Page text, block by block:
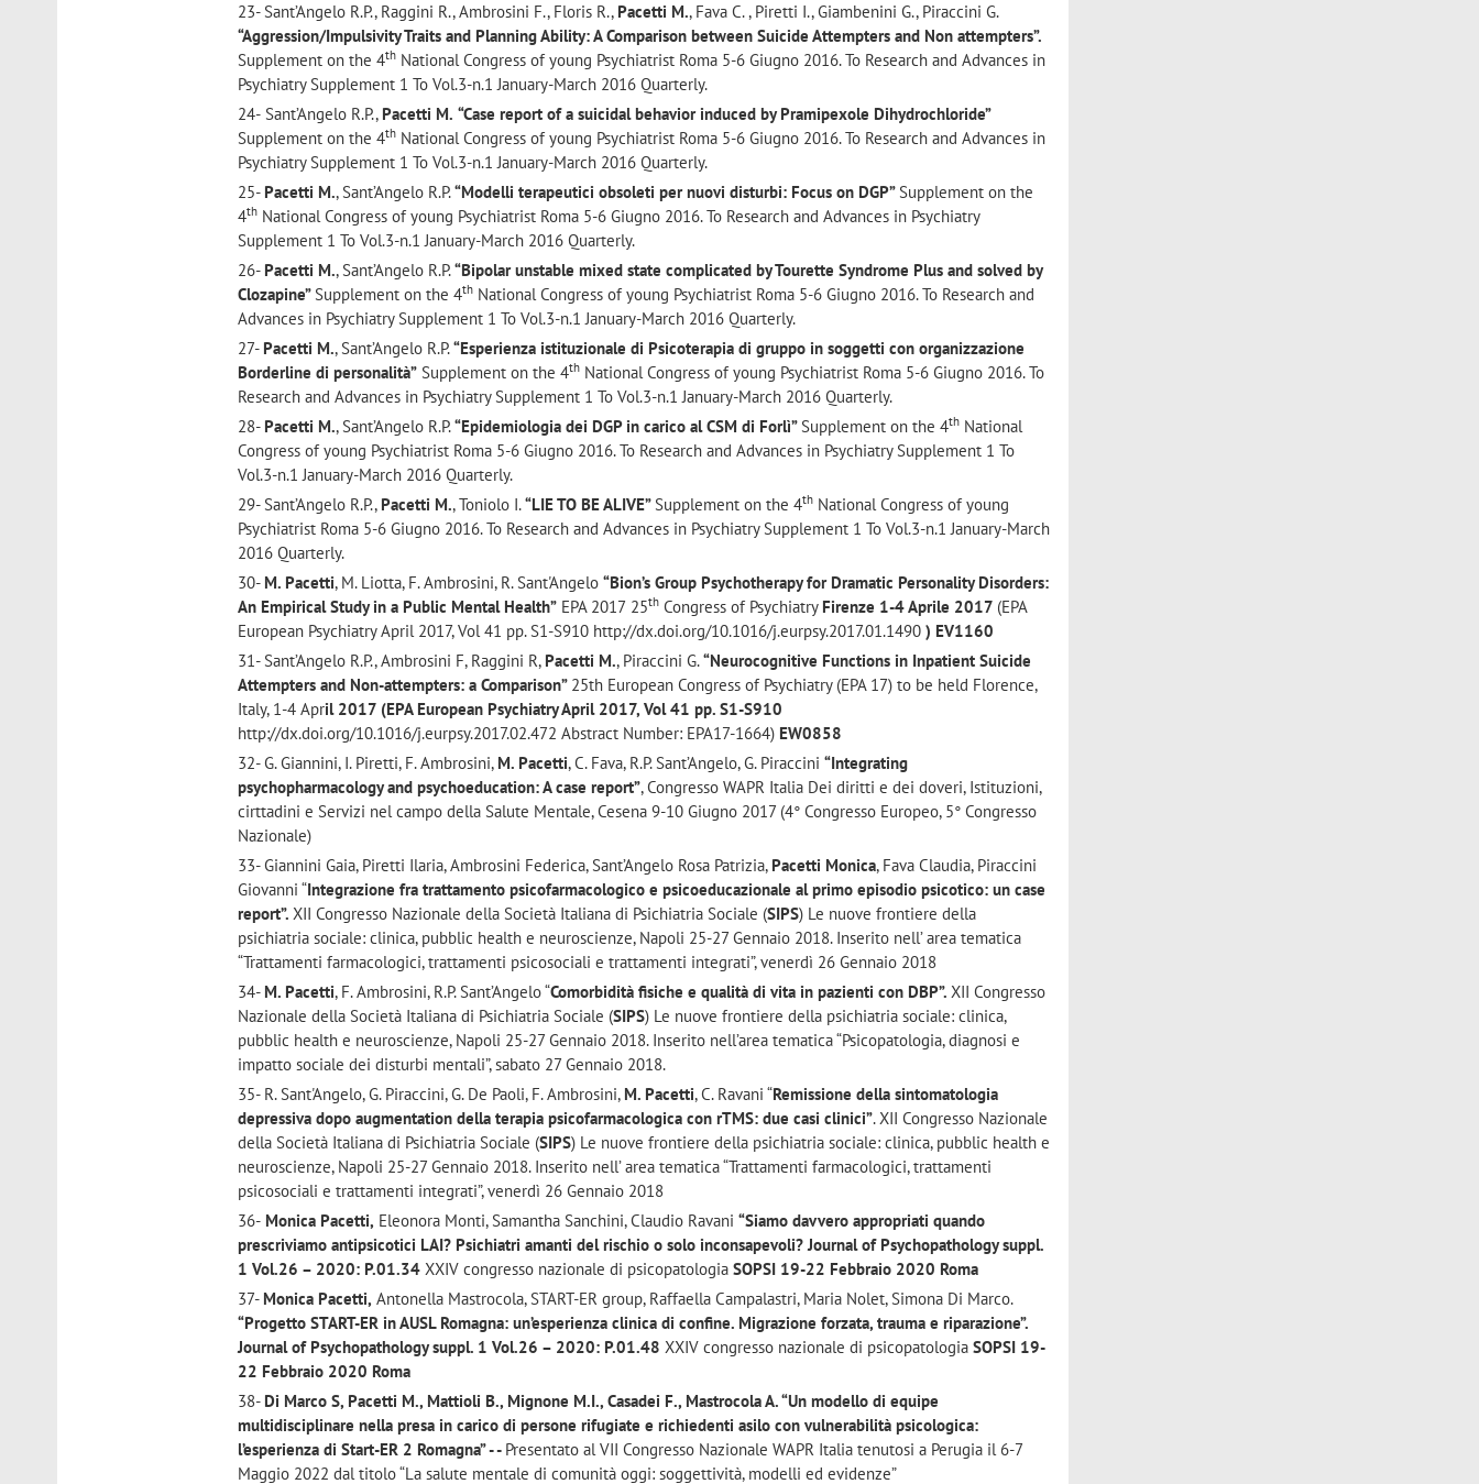
23- Sant’Angelo R.P., Raggini R., Ambrosini F., Floris R., Pacetti M., Fava C. , Piretti I., Giambenini G., Piraccini G.
“Aggression/Impulsivity Traits and Planning Ability: A Comparison between Suicide Attempters and Non attempters”.
Supplement on the 4th National Congress of young Psychiatrist Roma 5-6 Giugno 2016. To Research and Advances in
Psychiatry Supplement 1 To Vol.3-n.1 January-March 2016 Quarterly.
24- Sant’Angelo R.P., Pacetti M. “Case report of a suicidal behavior induced by Pramipexole Dihydrochloride”
Supplement on the 4th National Congress of young Psychiatrist Roma 5-6 Giugno 2016. To Research and Advances in
Psychiatry Supplement 1 To Vol.3-n.1 January-March 2016 Quarterly.
25- Pacetti M., Sant’Angelo R.P.“Modelli terapeutici obsoleti per nuovi disturbi: Focus on DGP”Supplement on the
4th National Congress of young Psychiatrist Roma 5-6 Giugno 2016. To Research and Advances in Psychiatry
Supplement 1 To Vol.3-n.1 January-March 2016 Quarterly.
26- Pacetti M., Sant’Angelo R.P.“Bipolar unstable mixed state complicated by Tourette Syndrome Plus and solved by
Clozapine”Supplement on the 4th National Congress of young Psychiatrist Roma 5-6 Giugno 2016. To Research and
Advances in Psychiatry Supplement 1 To Vol.3-n.1 January-March 2016 Quarterly.
27- Pacetti M., Sant’Angelo R.P.“Esperienza istituzionale di Psicoterapia di gruppo in soggetti con organizzazione
Borderline di personalità” Supplement on the 4th National Congress of young Psychiatrist Roma 5-6 Giugno 2016. To
Research and Advances in Psychiatry Supplement 1 To Vol.3-n.1 January-March 2016 Quarterly.
28- Pacetti M., Sant’Angelo R.P.“Epidemiologia dei DGP in carico al CSM di Forlì”Supplement on the 4th National
Congress of young Psychiatrist Roma 5-6 Giugno 2016. To Research and Advances in Psychiatry Supplement 1 To
Vol.3-n.1 January-March 2016 Quarterly.
29- Sant’Angelo R.P., Pacetti M., Toniolo I.“LIE TO BE ALIVE”Supplement on the 4th National Congress of young
Psychiatrist Roma 5-6 Giugno 2016. To Research and Advances in Psychiatry Supplement 1 To Vol.3-n.1 January-March
2016 Quarterly.
30- M. Pacetti, M. Liotta, F. Ambrosini, R. Sant'Angelo“Bion’s Group Psychotherapy for Dramatic Personality Disorders:
An Empirical Study in a Public Mental Health” EPA 2017 25th Congress of Psychiatry Firenze 1-4 Aprile 2017 (EPA
European Psychiatry April 2017, Vol 41 pp. S1-S910 http://dx.doi.org/10.1016/j.eurpsy.2017.01.1490) EV1160
31- Sant’Angelo R.P., Ambrosini F, Raggini R, Pacetti M., Piraccini G.“Neurocognitive Functions in Inpatient Suicide
Attempters and Non-attempters: a Comparison” 25th European Congress of Psychiatry (EPA 17) to be held Florence,
Italy, 1-4 April 2017 (EPA European Psychiatry April 2017, Vol 41 pp. S1-S910
http://dx.doi.org/10.1016/j.eurpsy.2017.02.472 Abstract Number: EPA17-1664) EW0858
32- G. Giannini, I. Piretti, F. Ambrosini, M. Pacetti, C. Fava, R.P. Sant’Angelo, G. Piraccini“Integrating
psychopharmacology and psychoeducation: A case report”, Congresso WAPR Italia Dei diritti e dei doveri, Istituzioni,
cirttadini e Servizi nel campo della Salute Mentale, Cesena 9-10 Giugno 2017 (4° Congresso Europeo, 5° Congresso
Nazionale)
33- Giannini Gaia, Piretti Ilaria, Ambrosini Federica, Sant’Angelo Rosa Patrizia, Pacetti Monica, Fava Claudia, Piraccini
Giovanni “Integrazione fra trattamento psicofarmacologico e psicoeducazionale al primo episodio psicotico: un case
report”.XII Congresso Nazionale della Società Italiana di Psichiatria Sociale (SIPS) Le nuove frontiere della
psichiatria sociale: clinica, pubblic health e neuroscienze, Napoli 25-27 Gennaio 2018. Inserito nell’ area tematica
“Trattamenti farmacologici, trattamenti psicosociali e trattamenti integrati”, venerdì 26 Gennaio 2018
34- M. Pacetti, F. Ambrosini, R.P. Sant’Angelo “Comorbidità fisiche e qualità di vita in pazienti con DBP”.XII Congresso
Nazionale della Società Italiana di Psichiatria Sociale (SIPS) Le nuove frontiere della psichiatria sociale: clinica,
pubblic health e neuroscienze, Napoli 25-27 Gennaio 2018. Inserito nell’area tematica “Psicopatologia, diagnosi e
impatto sociale dei disturbi mentali”, sabato 27 Gennaio 2018.
35- R. Sant'Angelo, G. Piraccini, G. De Paoli, F. Ambrosini, M. Pacetti, C. Ravani “Remissione della sintomatologia
depressiva dopo augmentation della terapia psicofarmacologica con rTMS: due casi clinici”. XII Congresso Nazionale
della Società Italiana di Psichiatria Sociale (SIPS) Le nuove frontiere della psichiatria sociale: clinica, pubblic health e
neuroscienze, Napoli 25-27 Gennaio 2018. Inserito nell’ area tematica “Trattamenti farmacologici, trattamenti
psicosociali e trattamenti integrati”, venerdì 26 Gennaio 2018
36- Monica Pacetti, Eleonora Monti, Samantha Sanchini, Claudio Ravani“Siamo davvero appropriati quando
prescriviamo antipsicotici LAI? Psichiatri amanti del rischio o solo inconsapevoli? Journal of Psychopathology suppl.
1 Vol.26 – 2020: P.01.34XXIV congresso nazionale di psicopatologiaSOPSI 19-22 Febbraio 2020 Roma
37- Monica Pacetti, Antonella Mastrocola, START-ER group, Raffaella Campalastri, Maria Nolet, Simona Di Marco.
“Progetto START-ER in AUSL Romagna: un’esperienza clinica di confine. Migrazione forzata, trauma e riparazione”.
Journal of Psychopathology suppl. 1 Vol.26 – 2020: P.01.48XXIV congresso nazionale di psicopatologia SOPSI 19-
22 Febbraio 2020 Roma
38- Di Marco S, Pacetti M., Mattioli B., Mignone M.I., Casadei F., Mastrocola A. “Un modello di equipe
multidisciplinare nella presa in carico di persone rifugiate e richiedenti asilo con vulnerabilità psicologica:
l’esperienza di Start-ER 2 Romagna” - - Presentato al VII Congresso Nazionale WAPR Italia tenutosi a Perugia il 6-7
Maggio 2022 dal titolo “La salute mentale di comunità oggi: soggettività, modelli ed evidenze”